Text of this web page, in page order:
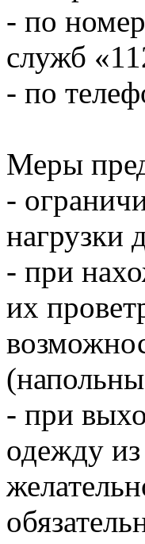
- по
служб
- по
Меры
-
нагрузки
- при
их
- при
одежду из